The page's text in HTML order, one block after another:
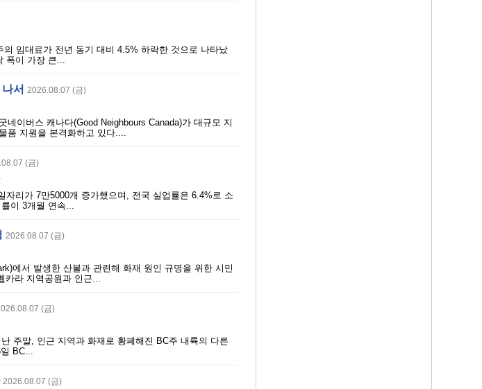
의 임대료가 전년 동기 대비 4.5% 하락한 것으로 나타났
폭이 가장 큰...
서 2026.08.07 (금)
이버스 캐나다(Good Neighbours Canada)가 대규모 지
품 지원을 본격화하고 있다....
(금)
리가 7만5000개 증가했으며, 전국 실업률은 6.4%로 소
이 3개월 연속...
2026.08.07 (금)
에서 발생한 산불과 관련해 화재 원인 규명을 위한 시민
카라 지역공원과 인근...
(금)
주말, 인근 지역과 화재로 황폐해진 BC주 내륙의 다른
BC...
2026.08.07 (금)